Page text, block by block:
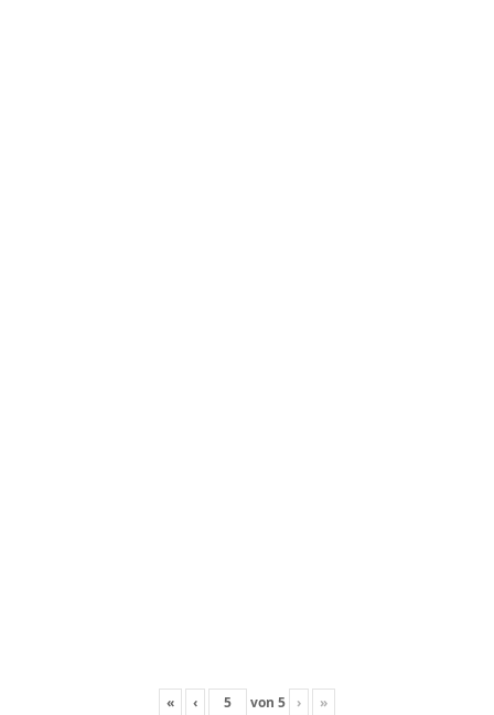
« ‹ von 5 › »